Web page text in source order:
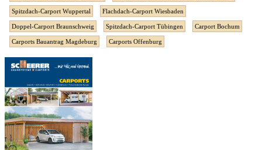
Spitzdach-Carport Wuppertal Flachdach-Carport Wiesbaden
Doppel-Carport Braunschweig Spitzdach-Carport Tübingen Carport Bochum
Carports Bauantrag Magdeburg Carports Offenburg